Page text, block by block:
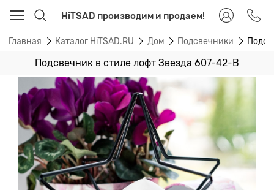
HiTSAD производим и продаем!
Главная Каталог HiTSAD.RU Дом Подсвечники
Подсвечник в стиле лофт Звезда 607-42-B